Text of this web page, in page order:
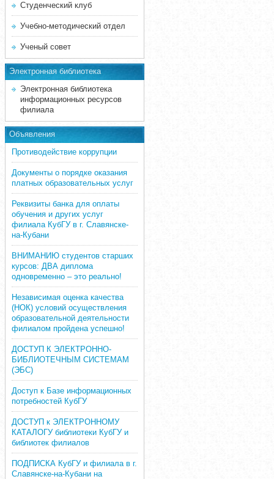
Студенческий клуб
Учебно-методический отдел
Ученый совет
Электронная библиотека
Электронная библиотека
информационных ресурсов
филиала
Объявления
Противодействие коррупции
Документы о порядке оказания
платных образовательных услуг
Реквизиты банка для оплаты
обучения и других услуг
филиала КубГУ в г. Славянске-
на-Кубани
ВНИМАНИЮ студентов старших
курсов: ДВА диплома
одновременно – это реально!
Независимая оценка качества
(НОК) условий осуществления
образовательной деятельности
филиалом пройдена успешно!
ДОСТУП К ЭЛЕКТРОННО-
БИБЛИОТЕЧНЫМ СИСТЕМАМ
(ЭБС)
Доступ к Базе информационных
потребностей КубГУ
ДОСТУП к ЭЛЕКТРОННОМУ
КАТАЛОГУ библиотеки КубГУ и
библиотек филиалов
ПОДПИСКА КубГУ и филиала в г.
Славянске-на-Кубани на